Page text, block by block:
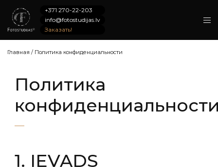
+371 270-22-203
info@fotostudijas.lv
Заказать!
Главная / Политика конфиденциальности
Политика
1. IEVADS